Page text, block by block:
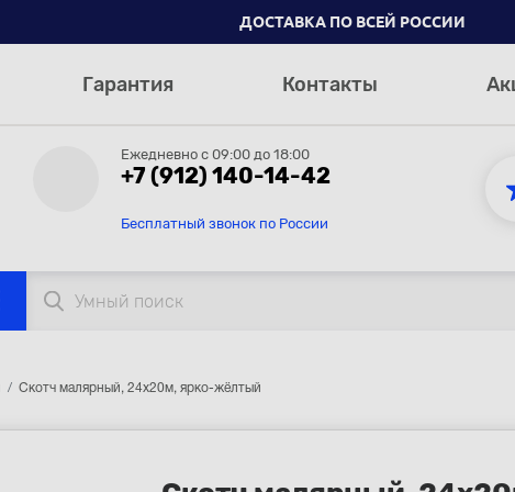
ДОСТАВКА ПО ВСЕЙ РОССИИ
Гарантия Контакты
Ежедневно с 09:00 до 18:00
+7 (912) 140-14-42
Бесплатный звонок по России
Скотч малярный, 24x20м, ярко-жёлтый